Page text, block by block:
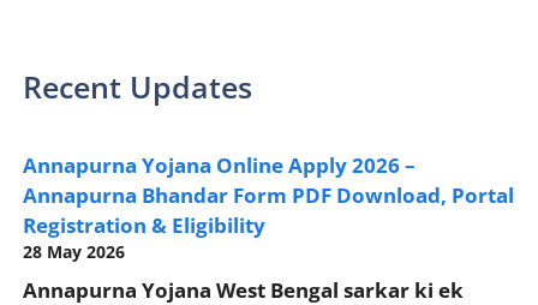
Recent Updates
Annapurna Yojana Online Apply 2026 –
Annapurna Bhandar Form PDF Download, Portal
Registration & Eligibility
28 May 2026
Annapurna Yojana West Bengal sarkar ki ek